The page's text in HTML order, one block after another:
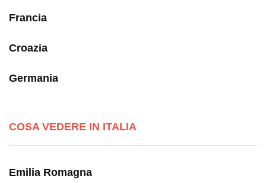
Francia
Croazia
Germania
COSA VEDERE IN ITALIA
Emilia Romagna